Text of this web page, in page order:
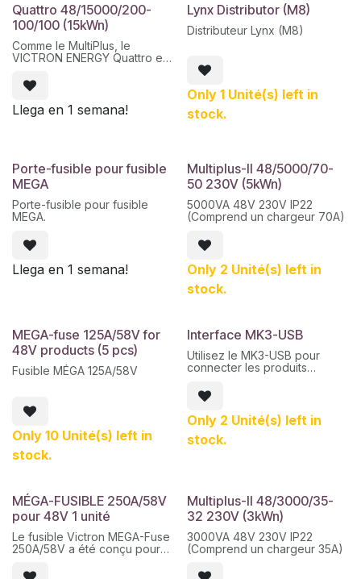
Quattro 48/15000/200-
100/100 (15kWn)
Comme le MultiPlus, le
VICTRON ENERGY Quattro est
composé d'un onduleur et
d'un chargeur. De plus, il
prend en charge deux
entrées CA et se connecte
onduleur à onde sinusoïdale
pure, une charge variable, la
technologie hybride
PowerAssist, ainsi que de
multiples fonctionnalités pour
systèmes, tels que les
systèmes triphasés ou à
phases divisées.
Llega en 1 semana!
Lynx Distributor (M8)
Distributeur Lynx (M8)
Only 1 Unité(s) left in
stock.
Porte-fusible pour fusible
MEGA
Porte-fusible pour fusible
MEGA.
Llega en 1 semana!
Multiplus-II 48/5000/70-
50 230V (5kWn)
5000VA 48V 230V IP22
(Comprend un chargeur 70A)
Only 2 Unité(s) left in
stock.
MEGA-fuse 125A/58V for
48V products (5 pcs)
Fusible MÉGA 125A/58V
Only 10 Unité(s) left in
stock.
Interface MK3-USB
Utilisez le MK3-USB pour
connecter les produits
la configuration : Multi,
MultiGrid, MultiPlus, MultiPlus-
II, Quattro, Inverter
(uniquement modèles avec
port de communication
Only 2 Unité(s) left in
stock.
MÉGA-FUSIBLE 250A/58V
pour 48V 1 unité
Le fusible Victron MEGA-Fuse
250A/58V a été conçu pour
photovoltaïques isolées.
Multiplus-II 48/3000/35-
32 230V (3kWn)
3000VA 48V 230V IP22
(Comprend un chargeur 35A)